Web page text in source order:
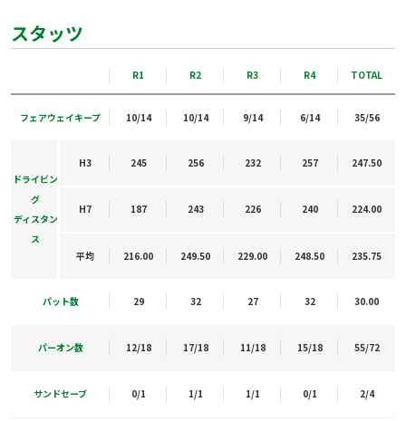
スタッツ
R1 R2 R3 R4 TOTAL
フェアウェイキープ 10/14 10/14 9/14 6/14 35/56
ドライビン
グ
ディスタン
ス
H3 245 256 232 257 247.50
H7 187 243 226 240 224.00
平均 216.00 249.50 229.00 248.50 235.75
パット数 29 32 27 32 30.00
パーオン数 12/18 17/18 11/18 15/18 55/72
サンドセーブ 0/1 1/1 1/1 0/1 2/4